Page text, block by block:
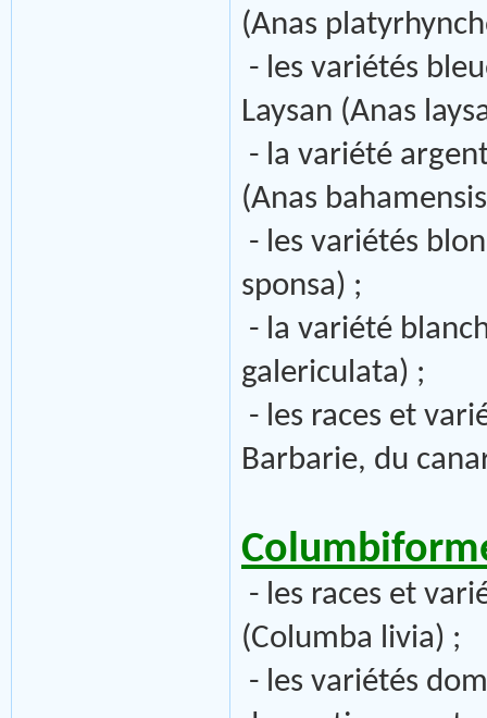
(Anas
- les variétés
Laysan (Anas
- la variété
(Anas
- les variétés
sponsa) ;
- la variété
galericulata) ;
- les races et
Barbarie, du
- les races et
(Columba livia) ;
- les variétés